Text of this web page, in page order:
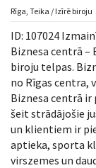
Novērtēt
Uzņēmums
Pakalpojumi
Kontakti
Rīga, Teika / Izīrē biroju
ID: 107024
Biznesa centrā –
biroju telpas.
no Rīgas
Biznesa centrā ir
šeit strādājošie
un klientiem ir
aptieka, sporta
virszemes un